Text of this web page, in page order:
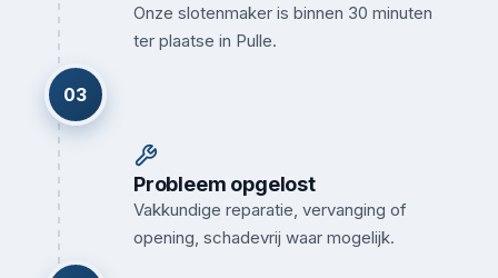
Onze slotenmaker is binnen 30 minuten
ter plaatse in Pulle.
03
Probleem opgelost
Vakkundige reparatie, vervanging of
opening, schadevrij waar mogelijk.